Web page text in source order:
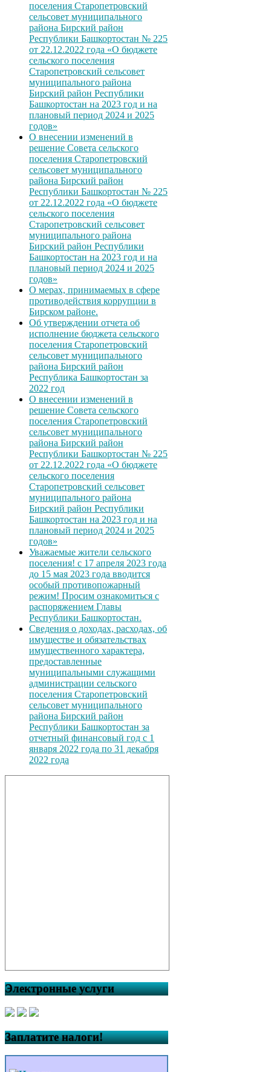
поселения Старопетровский
сельсовет муниципального
района Бирский район
Республики Башкортостан № 225
от 22.12.2022 года «О бюджете
сельского поселения
Старопетровский сельсовет
муниципального района
Бирский район Республики
Башкортостан на 2023 год и на
плановый период 2024 и 2025
годов»
О внесении изменений в
решение Совета сельского
поселения Старопетровский
сельсовет муниципального
района Бирский район
Республики Башкортостан № 225
от 22.12.2022 года «О бюджете
сельского поселения
Старопетровский сельсовет
муниципального района
Бирский район Республики
Башкортостан на 2023 год и на
плановый период 2024 и 2025
годов»
О мерах, принимаемых в сфере
противодействия коррупции в
Бирском районе.
Об утверждении отчета об
исполнение бюджета сельского
поселения Старопетровский
сельсовет муниципального
района Бирский район
Республика Башкортостан за
2022 год
О внесении изменений в
решение Совета сельского
поселения Старопетровский
сельсовет муниципального
района Бирский район
Республики Башкортостан № 225
от 22.12.2022 года «О бюджете
сельского поселения
Старопетровский сельсовет
муниципального района
Бирский район Республики
Башкортостан на 2023 год и на
плановый период 2024 и 2025
годов»
Уважаемые жители сельского
поселения! с 17 апреля 2023 года
до 15 мая 2023 года вводится
особый противопожарный
режим! Просим ознакомиться с
распоряжением Главы
Республики Башкортостан.
Сведения о доходах, расходах, об
имуществе и обязательствах
имущественного характера,
предоставленные
муниципальными служащими
администрации сельского
поселения Старопетровский
сельсовет муниципального
района Бирский район
Республики Башкортостан за
отчетный финансовый год с 1
января 2022 года по 31 декабря
2022 года
Электронные услуги
Заплатите налоги!